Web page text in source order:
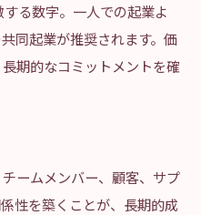
する数字。一人での起業よ
同起業が推奨されます。価
期的なコミットメントを確
ームメンバー、顧客、サプ
性を築くことが、長期的成